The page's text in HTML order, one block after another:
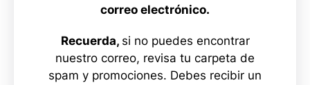
correo electrónico.
Recuerda, si no puedes encontrar
nuestro correo, revisa tu carpeta de
spam y promociones. Debes recibir un